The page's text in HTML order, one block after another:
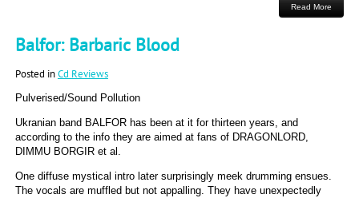
Read More
Balfor: Barbaric Blood
Posted inCd Reviews
Pulverised/Sound Pollution
Ukranian band BALFOR has been at it for thirteen years, and
according to the info they are aimed at fans of DRAGONLORD,
DIMMU BORGIR et al.
One diffuse mystical intro later surprisingly meek drumming ensues.
The vocals are muffled but not appalling. They have unexpectedly